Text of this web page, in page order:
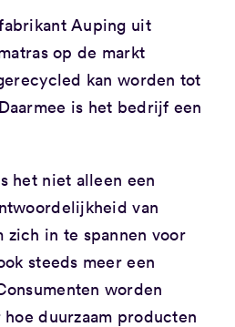
Auping uit
op de markt
kan worden tot
is het bedrijf een
het niet alleen een
van
zich in te spannen voor
steeds meer een
worden
duurzaam producten